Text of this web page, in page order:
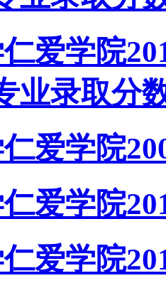
爱学院
业录取分
爱学院
爱学院
爱学院